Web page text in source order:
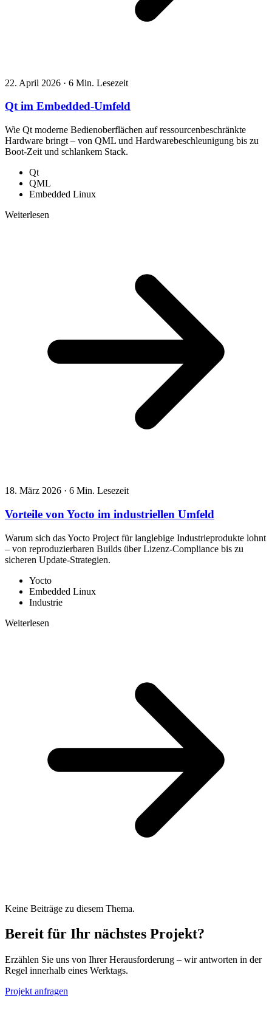
22. April 2026 · 6 Min. Lesezeit
Qt im Embedded-Umfeld
Wie Qt moderne Bedienoberflächen auf ressourcenbeschränkte
Hardware bringt – von QML und Hardwarebeschleunigung bis zu
Boot-Zeit und schlankem Stack.
Qt
QML
Embedded Linux
Weiterlesen
18. März 2026 · 6 Min. Lesezeit
Vorteile von Yocto im industriellen Umfeld
Warum sich das Yocto Project für langlebige Industrieprodukte lohnt
– von reproduzierbaren Builds über Lizenz-Compliance bis zu
sicheren Update-Strategien.
Yocto
Embedded Linux
Industrie
Weiterlesen
Keine Beiträge zu diesem Thema.
Bereit für Ihr nächstes Projekt?
Erzählen Sie uns von Ihrer Herausforderung – wir antworten in der
Regel innerhalb eines Werktags.
Projekt anfragen